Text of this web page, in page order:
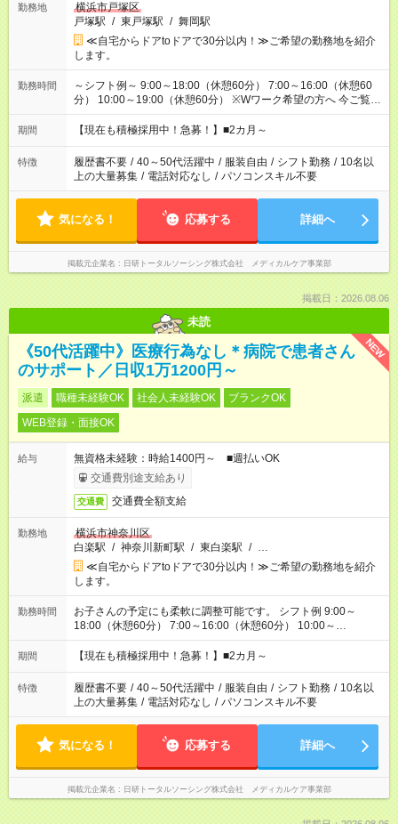
勤務地
横浜市戸塚区
戸塚駅 / 東戸塚駅 / 舞岡駅
≪自宅からドアtoドアで30分以内！≫ご希望の勤務地を紹介
します。
勤務時間
～シフト例～ 9:00～18:00（休憩60分） 7:00～16:00（休憩60
分） 10:00～19:00（休憩60分） ※Wワーク希望の方へ 今ご覧の
お仕事で希望する勤務時間と、もう1つのお仕事の勤務時間の合
計が 週40時間を超えなければOKです。
期間 【現在も積極採用中！急募！】■2カ月～
特徴 履歴書不要 / 40～50代活躍中 / 服装自由 / シフト勤務 / 10名以
上の大量募集 / 電話対応なし / パソコンスキル不要
気になる！ 応募する 詳細へ
掲載元企業名 日研トータルソーシング株式会社 メディカルケア事業部
掲載日：2026.08.06
未読
NEW
《50代活躍中》医療行為なし＊病院で患者さん
のサポート／日収1万1200円～
派遣 職種未経験OK 社会人未経験OK
ブランクOK
WEB登録・面接OK
給与
無資格未経験：時給1400円～ ■週払いOK
交通費別途支給あり
交通費 交通費全額支給
勤務地
横浜市神奈川区
白楽駅 / 神奈川新町駅 / 東白楽駅 / …
≪自宅からドアtoドアで30分以内！≫ご希望の勤務地を紹介
します。
勤務時間
お子さんの予定にも柔軟に調整可能です。 シフト例 9:00～
18:00（休憩60分） 7:00～16:00（休憩60分） 10:00～
19:00（休憩60分） ※Wワーク希望の方へ 今ご覧のお仕事で希
望する勤務時間と、もう1つのお仕事の勤務時間の合計が 週40
期間 【現在も積極採用中！急募！】■2カ月～
特徴 履歴書不要 / 40～50代活躍中 / 服装自由 / シフト勤務 / 10名以
上の大量募集 / 電話対応なし / パソコンスキル不要
気になる！ 応募する 詳細へ
掲載元企業名 日研トータルソーシング株式会社 メディカルケア事業部